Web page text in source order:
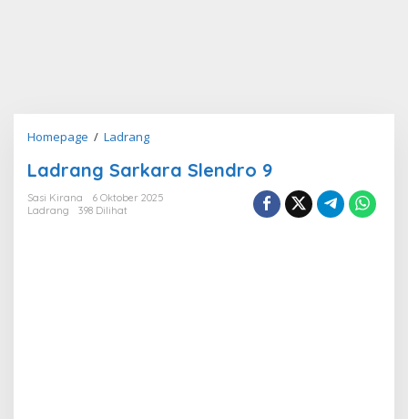
Homepage / LadrangLadrang
Slendro
9
Ladrang Sarkara Slendro 9
Sasi Kirana
6 Oktober 2025
Ladrang
398 Dilihat